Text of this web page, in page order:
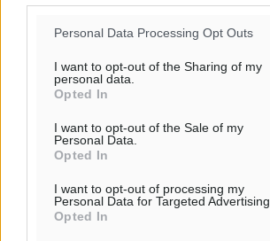
Personal Data Processing Opt Outs
I want to opt-out of the Sharing of my
personal data.
Opted In
I want to opt-out of the Sale of my
Personal Data.
Opted In
I want to opt-out of processing my
Personal Data for Targeted Advertising.
Opted In